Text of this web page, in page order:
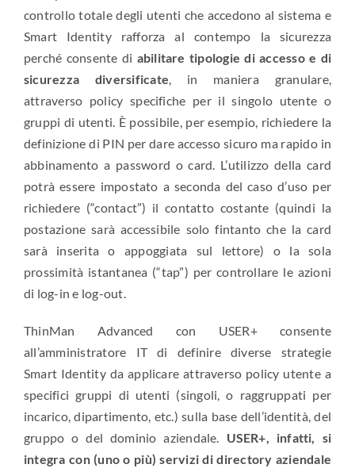
controllo totale degli utenti che accedono al sistema e
Smart Identity rafforza al contempo la sicurezza
perché consente di abilitare tipologie di accesso e di
sicurezza diversificate , in maniera granulare,
attraverso policy specifiche per il singolo utente o
gruppi di utenti. È possibile, per esempio, richiedere la
definizione di PIN per dare accesso sicuro ma rapido in
abbinamento a password o card. L’utilizzo della card
potrà essere impostato a seconda del caso d’uso per
richiedere (“contact”) il contatto costante (quindi la
postazione sarà accessibile solo fintanto che la card
sarà inserita o appoggiata sul lettore) o la sola
prossimità istantanea (“tap”) per controllare le azioni
di log-in e log-out.
ThinMan Advanced con USER+ consente
all’amministratore IT di definire diverse strategie
Smart Identity da applicare attraverso policy utente a
specifici gruppi di utenti (singoli, o raggruppati per
incarico, dipartimento, etc.) sulla base dell’identità, del
gruppo o del dominio aziendale. USER+, infatti, si
integra con (uno o più) servizi di directory aziendale